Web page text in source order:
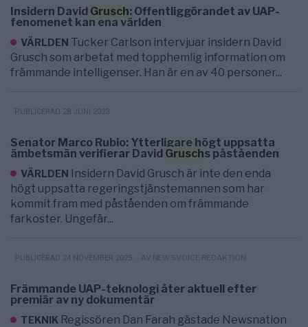
Insidern David Grusch: Offentliggörandet av UAP-
fenomenet kan ena världen
VÄRLDEN Tucker Carlson intervjuar insidern David
Grusch som arbetat med topphemlig information om
främmande intelligenser. Han är en av 40 personer...
PUBLICERAD 28 JUNI 2023
Senator Marco Rubio: Ytterligare högt uppsatta
ämbetsmän verifierar David Gruschs påståenden
VÄRLDEN Insidern David Grusch är inte den enda
högt uppsatta regeringstjänstemannen som har
kommit fram med påståenden om främmande
farkoster. Ungefär...
PUBLICERAD 24 NOVEMBER 2025 - AV NEWSVOICE REDAKTION
Främmande UAP-teknologi åter aktuell efter
premiär av ny dokumentär
TEKNIK Regissören Dan Farah gästade Newsnation